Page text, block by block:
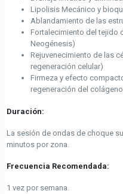
Lipolisis Mecánico y
Ablandamiento de las
Fortalecimiento del tejido
Neogénesis)
Rejuvenecimiento de las
regeneración celular)
Firmeza y efecto
regeneración del
Duración:
La sesión de ondas de choque
minutos por zona.
Frecuencia Recomendada:
1 vez por semana.